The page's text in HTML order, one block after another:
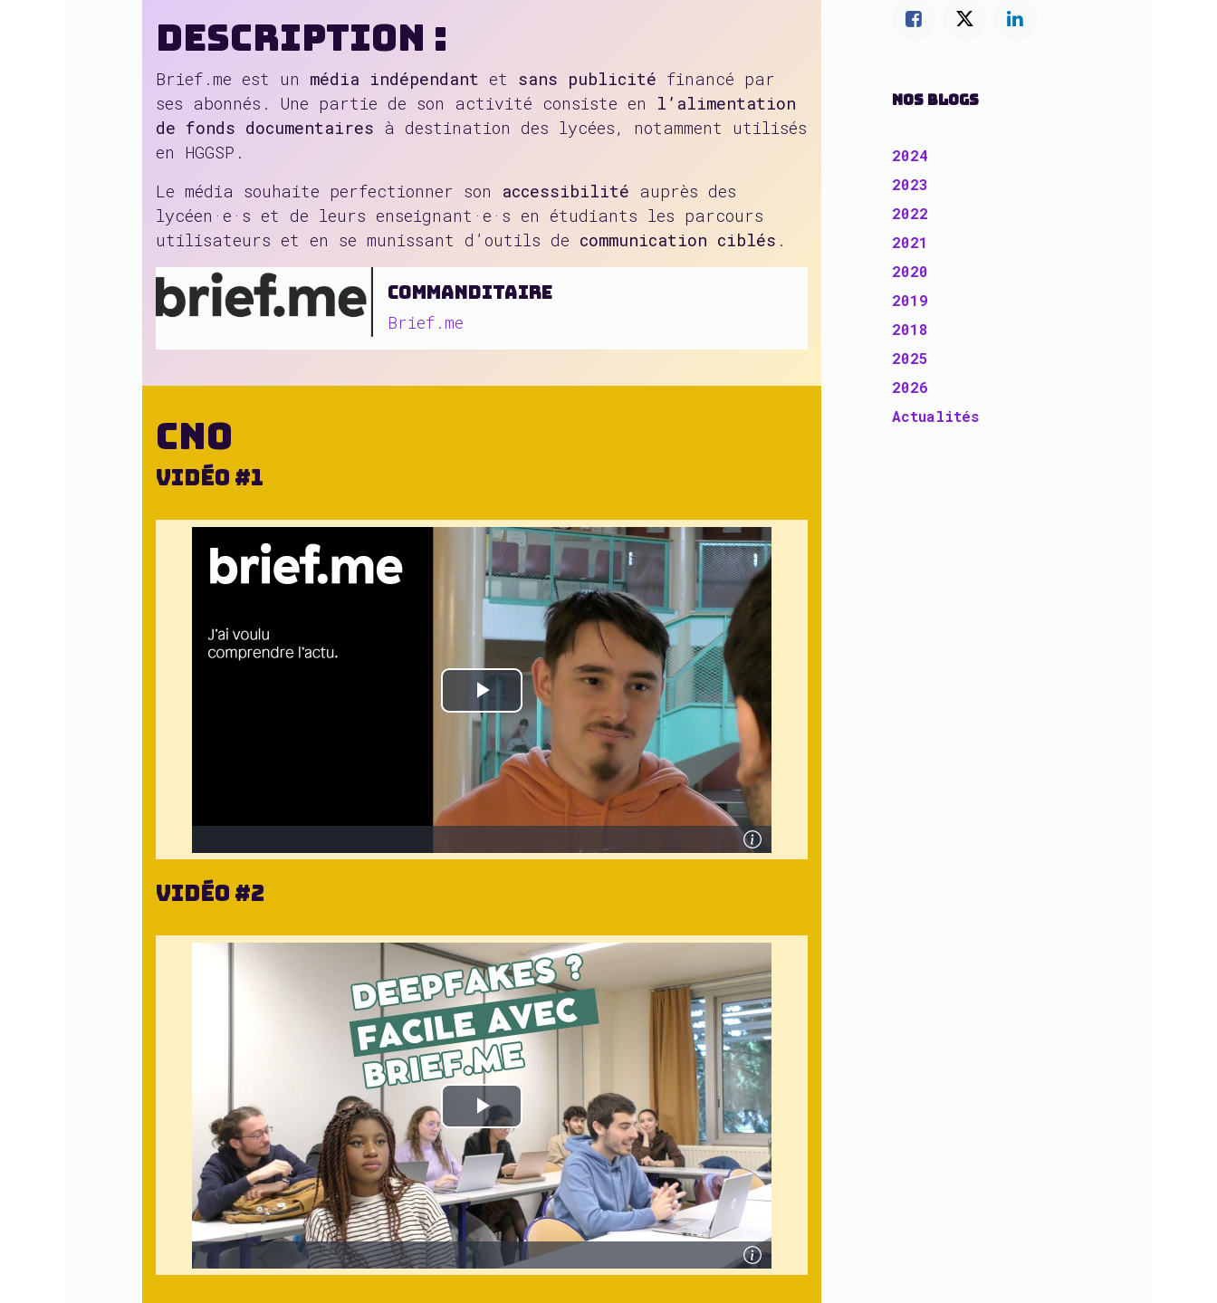
Description :
Brief.me est un média indépendant et sans publicité financé par
ses abonnés. Une partie de son activité consiste en l’alimentation
de fonds documentaires à destination des lycées, notamment utilisés
en HGGSP.
Le média souhaite perfectionner son accessibilité auprès des
lycéen·e·s et de leurs enseignant·e·s en étudiants les parcours
utilisateurs et en se munissant d’outils de communication ciblés .
Commanditaire
Brief.me
CNO
Vidéo #1
Vidéo #2
NOS BLOGS
2024
2023
2022
2021
2020
2019
2018
2025
2026
Actualités